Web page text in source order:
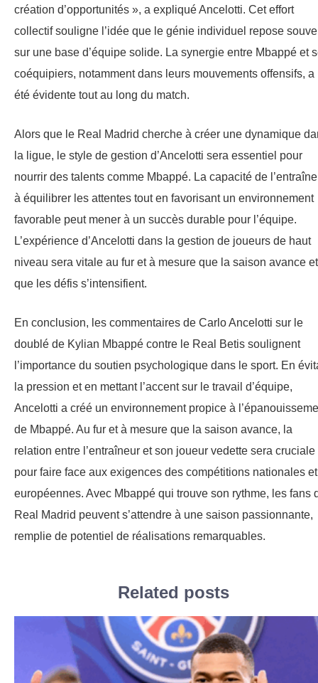
création d’opportunités », a expliqué Ancelotti. Cet effort
collectif souligne l’idée que le génie individuel repose
sur une base d’équipe solide. La synergie entre Mbappé et
coéquipiers, notamment dans leurs mouvements offensifs, a
été évidente tout au long du match.
Alors que le Real Madrid cherche à créer une dynamique
la ligue, le style de gestion d’Ancelotti sera essentiel pour
nourrir des talents comme Mbappé. La capacité de
à équilibrer les attentes tout en favorisant un environnement
favorable peut mener à un succès durable pour l’équipe.
L’expérience d’Ancelotti dans la gestion de joueurs de haut
niveau sera vitale au fur et à mesure que la saison avance et
que les défis s’intensifient.
En conclusion, les commentaires de Carlo Ancelotti sur le
doublé de Kylian Mbappé contre le Real Betis soulignent
l’importance du soutien psychologique dans le sport. En
la pression et en mettant l’accent sur le travail d’équipe,
Ancelotti a créé un environnement propice à
de Mbappé. Au fur et à mesure que la saison avance, la
relation entre l’entraîneur et son joueur vedette sera cruciale
pour faire face aux exigences des compétitions nationales et
européennes. Avec Mbappé qui trouve son rythme, les fans
Real Madrid peuvent s’attendre à une saison passionnante,
remplie de potentiel de réalisations remarquables.
Related posts